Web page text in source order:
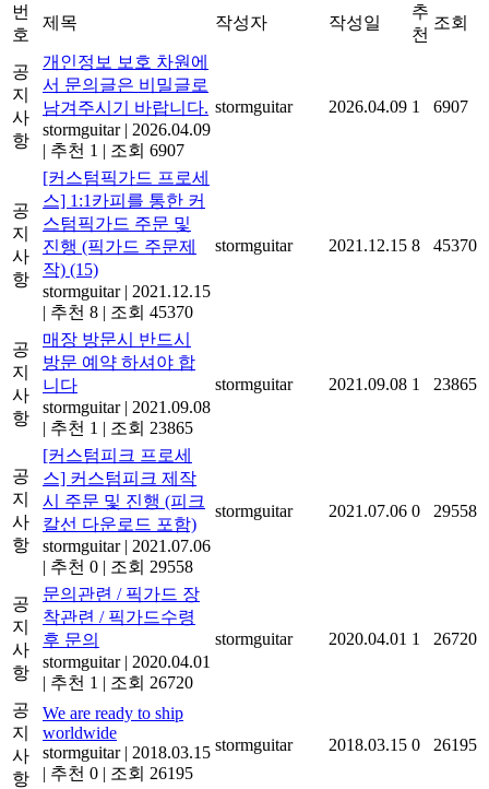
번
호
제목 작성자 작성일
추
천
조회
공
지
사
항
개인정보 보호 차원에
서 문의글은 비밀글로
남겨주시기 바랍니다.
stormguitar | 2026.04.09
| 추천 1 | 조회 6907
stormguitar 2026.04.09 1 6907
공
지
사
항
[커스텀픽가드 프로세
스] 1:1카피를 통한 커
스텀픽가드 주문 및
진행 (픽가드 주문제
작) (15)
stormguitar | 2021.12.15
| 추천 8 | 조회 45370
stormguitar 2021.12.15 8 45370
공
지
사
항
매장 방문시 반드시
방문 예약 하셔야 합
니다
stormguitar | 2021.09.08
| 추천 1 | 조회 23865
stormguitar 2021.09.08 1 23865
공
지
사
항
[커스텀피크 프로세
스] 커스텀피크 제작
시 주문 및 진행 (피크
칼선 다운로드 포함)
stormguitar | 2021.07.06
| 추천 0 | 조회 29558
stormguitar 2021.07.06 0 29558
공
지
사
항
문의관련 / 픽가드 장
착관련 / 픽가드수령
후 문의
stormguitar | 2020.04.01
| 추천 1 | 조회 26720
stormguitar 2020.04.01 1 26720
공
지
사
항
We are ready to ship
worldwide
stormguitar | 2018.03.15
| 추천 0 | 조회 26195
stormguitar 2018.03.15 0 26195